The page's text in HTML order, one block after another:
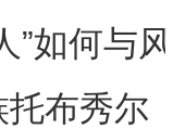
的新疆兵
”如何与风
布秀尔